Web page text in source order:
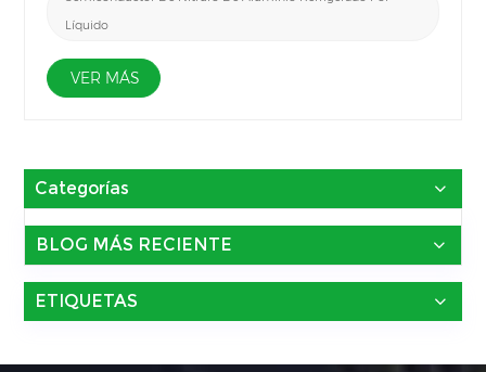
aplicaciones que requieren una refrigeración efectiva de áreas
grandes.
Líquido
VER MÁS
Categorías
BLOG MÁS RECIENTE
ETIQUETAS